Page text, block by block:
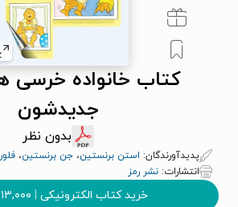
کتاب خانواده خرسی
جدیدشون
بدون نظر
پدیدآورندگان: استن برنستین، جن برنستین،
انتشارات: نشر رمز
خرید کتاب الکترونیکی | ۱۳,۰۰۰